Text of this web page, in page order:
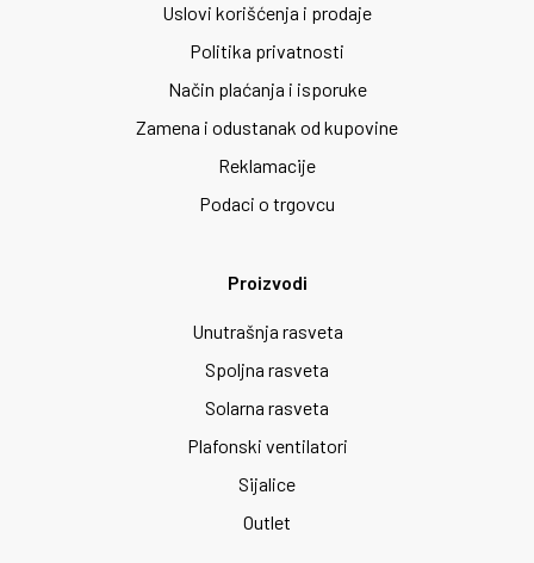
Uslovi korišćenja i prodaje
Politika privatnosti
Način plaćanja i isporuke
Zamena i odustanak od kupovine
Reklamacije
Podaci o trgovcu
Proizvodi
Unutrašnja rasveta
Spoljna rasveta
Solarna rasveta
Plafonski ventilatori
Sijalice
Outlet